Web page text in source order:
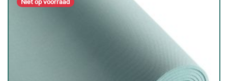
Niet op voorraad